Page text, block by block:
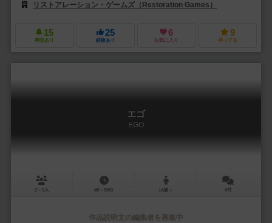
リストアレーション・ゲームズ（Restoration Games）
15
興味あり
25
経験あり
6
お気に入り
9
持ってる
エゴ
EGO
2～5人 40～80分 14歳～ 0件
作品説明文の編集者を募集中